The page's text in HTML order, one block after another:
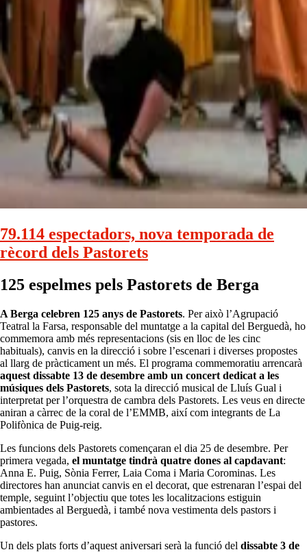
79.114 espectadors, nova temporada de
rècord dels Pastorets
125 espelmes pels Pastorets de Berga
A Berga celebren 125 anys de Pastorets. Per això l’Agrupació
Teatral la Farsa, responsable del muntatge a la capital del Berguedà, ho
commemora amb més representacions (sis en lloc de les cinc
habituals), canvis en la direcció i sobre l’escenari i diverses propostes
al llarg de pràcticament un més. El programa commemoratiu arrencarà
aquest dissabte 13 de desembre amb un concert dedicat a les
músiques dels Pastorets, sota la direcció musical de Lluís Gual i
interpretat per l’orquestra de cambra dels Pastorets. Les veus en directe
aniran a càrrec de la coral de l’EMMB, així com integrants de La
Polifònica de Puig-reig.
Les funcions dels Pastorets començaran el dia 25 de desembre. Per
primera vegada, el muntatge tindrà quatre dones al capdavant:
Anna E. Puig, Sònia Ferrer, Laia Coma i Maria Corominas. Les
directores han anunciat canvis en el decorat, que estrenaran l’espai del
temple, seguint l’objectiu que totes les localitzacions estiguin
ambientades al Berguedà, i també nova vestimenta dels pastors i
pastores.
Un dels plats forts d’aquest aniversari serà la funció del dissabte 3 de